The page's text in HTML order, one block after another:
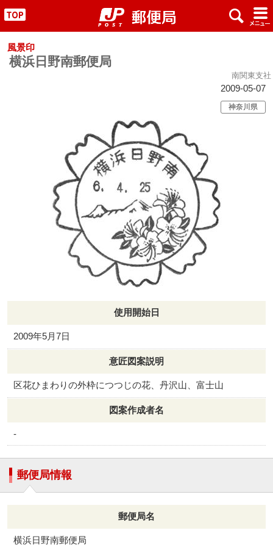
" x #
風景印
横浜日野南郵便局
南関東支社
2009-05-07
神奈川県
使用開始日
2009年5月7日
意匠図案説明
区花ひまわりの外枠につつじの花、丹沢山、富士山
図案作成者名
-
郵便局情報
郵便局名
横浜日野南郵便局